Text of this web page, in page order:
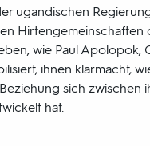
ugandischen
Hirtengemeinschaften
wie Paul Apolopok,
ihnen klarmacht,
sich zwischen
hat.